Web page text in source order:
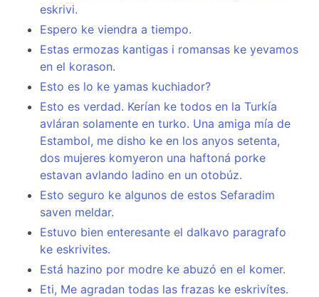
eskrivi.
Espero ke viendra a tiempo.
Estas ermozas kantigas i romansas ke yevamos
en el korason.
Esto es lo ke yamas kuchiador?
Esto es verdad. Kerían ke todos en la Turkía
avláran solamente en turko. Una amiga mía de
Estambol, me disho ke en los anyos setenta,
dos mujeres komyeron una haftoná porke
estavan avlando ladino en un otobúz.
Esto seguro ke algunos de estos Sefaradim
saven meldar.
Estuvo bien enteresante el dalkavo paragrafo
ke eskrivites.
Está hazino por modre ke abuzó en el komer.
Eti, Me agradan todas las frazas ke eskrivítes.